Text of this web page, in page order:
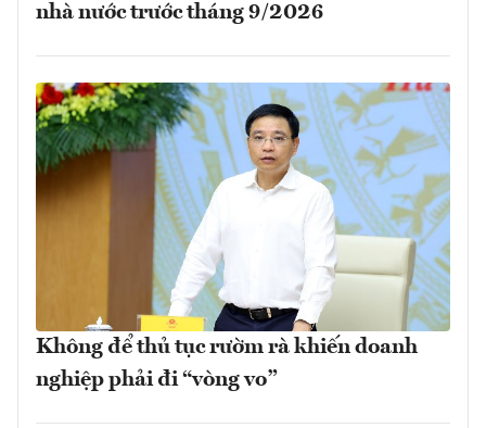
nhà nước trước tháng 9/2026
Không để thủ tục rườm rà khiến doanh
nghiệp phải đi “vòng vo”